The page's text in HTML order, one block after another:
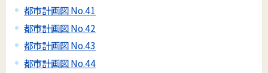
都市計画図 No.41
都市計画図 No.42
都市計画図 No.43
都市計画図 No.44